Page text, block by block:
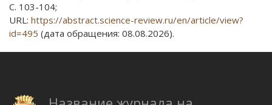
С. 103-104;
URL: https://abstract.science-review.ru/en/article/view?
id=495 (дата обращения: 08.08.2026).